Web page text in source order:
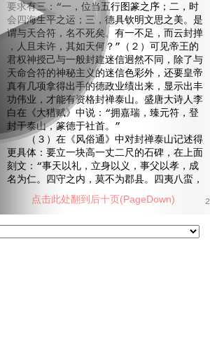
要求有三：“一，位当五行图篆之序；二，时
会四海生平之运；三，德具钦明文思之美。是
谓与天合符，名不死矣。有一不足，而云封掸
，人且未许，其如天何？”（２）可见帝王的
君权神授己与一般封建迷信迥然不同，除了与
天命合符的神秘主义的迷信色彩外，还要皇帝
真有几项拿得出手的德政业绩出来，显示出丰
功伟业，才能有资格封禅泰山。盛唐大诗人李
白在《大猎赋》中说：“拥嘉瑞，臻元符，登
封于泰山，篆德于社首。”
（３）在《风俗通》中对封禅泰山记述得
更具体：要立一块高一丈二尺的石碑，在上面
刻文：“事天以礼，立身以义，事父以孝，成
名为仁。四守之内，莫不为郡县。四夷八蛮，
2
点击此处翻到后十页(PageDown)